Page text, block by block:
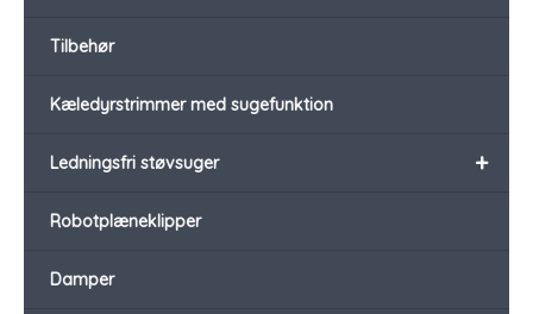
Tilbehør
Kæledyrstrimmer med sugefunktion
+
Ledningsfri støvsuger
Robotplæneklipper
Damper